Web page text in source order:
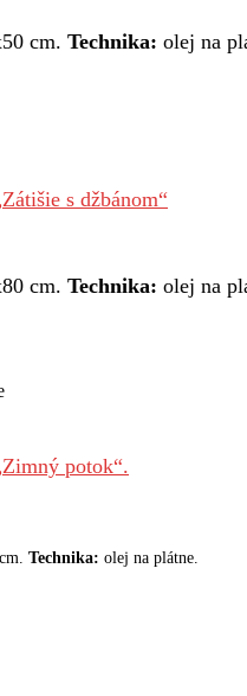
cm. Technika: olej na
s džbánom“
cm. Technika: olej na
potok“.
Technika: olej na plátne.